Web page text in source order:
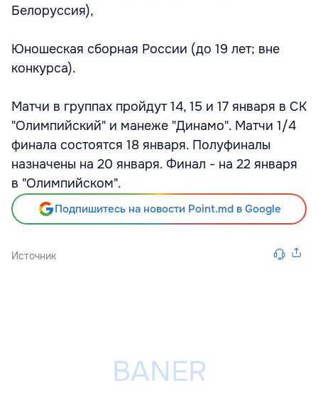
Белоруссия),
Юношеская сборная России (до 19 лет; вне
конкурса).
Матчи в группах пройдут 14, 15 и 17 января в СК
"Олимпийский" и манеже "Динамо". Матчи 1/4
финала состоятся 18 января. Полуфиналы
назначены на 20 января. Финал - на 22 января
в "Олимпийском".
Подпишитесь на новости Point.md в Google
Источник